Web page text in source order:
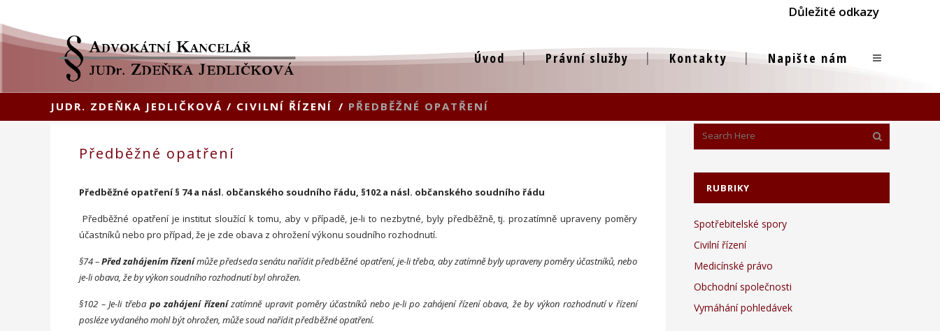
Důležité odkazy
Úvod Právní služby Kontakty Napište nám
JUDR. ZDEŇKA JEDLIČKOVÁ / CIVILNÍ ŘÍZENÍ / PŘEDBĚŽNÉ OPATŘENÍ
Předběžné opatření
Předběžné opatření § 74 a násl. občanského soudního řádu, §102 a násl. občanského soudního řádu
Předběžné opatření je institut sloužící k tomu, aby v případě, je-li to nezbytné, byly předběžně, tj. prozatímně upraveny poměry
účastníků nebo pro případ, že je zde obava z ohrožení výkonu soudního rozhodnutí.
§74 –Před zahájením řízenímůže předseda senátu nařídit předběžné opatření, je-li třeba, aby zatímně byly upraveny poměry účastníků, nebo
je-li obava, že by výkon soudního rozhodnutí byl ohrožen.
§102 – Je-li třeba po zahájení řízenízatímně upravit poměry účastníků nebo je-li po zahájení řízení obava, že by výkon rozhodnutí v řízení
posléze vydaného mohl být ohrožen, může soud nařídit předběžné opatření.
RUBRIKY
Spotřebitelské spory
Civilní řízení
Medicínské právo
Obchodní společnosti
Vymáhání pohledávek